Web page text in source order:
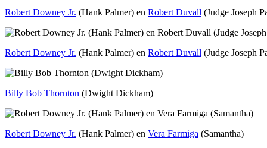
Robert Downey Jr. (Hank Palmer) en Robert Duvall (Judge Joseph
Robert Downey Jr. (Hank Palmer) en Robert Duvall (Judge Joseph
Billy Bob Thornton (Dwight Dickham)
Robert Downey Jr. (Hank Palmer) en Vera Farmiga (Samantha)